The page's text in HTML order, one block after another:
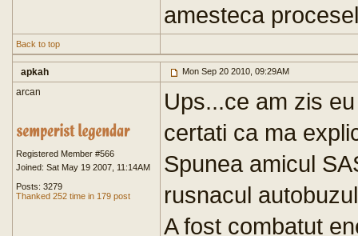
amesteca
Back to top
apkah Mon Sep 20 2010, 09:29AM
arcan
Registered Member #566
Joined: Sat May 19 2007, 11:14AM
Posts: 3279
Thanked 252 time in 179 post
Ups...ce am zis
certati ca ma
Spunea amicul
rusnacul
A fost combatut